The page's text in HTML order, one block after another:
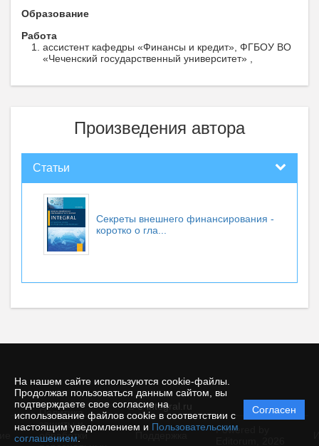
На нашем сайте используются cookie-файлы.
Продолжая пользоваться данным сайтом, вы
подтверждаете свое согласие на
использование файлов cookie в соответствии с
настоящим уведомлением и Пользовательским
соглашением
Согласен
Образование
Работа
ассистент кафедры «Финансы и кредит», ФГБОУ ВО
«Чеченский государственный университет» ,
Произведения автора
Статьи
Секреты внешнего финансирования -
коротко о гла...
© e-integral.ru
Политика
защиты и
обработки
Powered by